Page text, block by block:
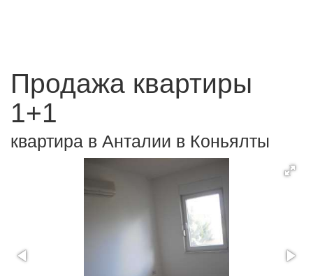
Продажа квартиры
1+1
квартира в Анталии в Коньялты